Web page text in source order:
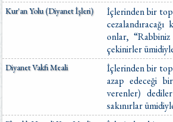
Kur'an Yolu (Diyanet İşleri)
İçlerinden bir
onlar,
çekinirler
Diyanet Vakfı Meali
İçlerinden bir
azap edeceği
verenler)
sakınırlar